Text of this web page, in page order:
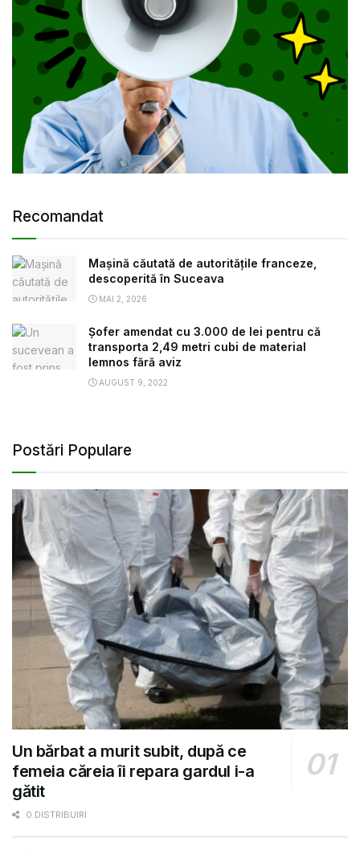
Recomandat
Mașină căutată de autoritățile franceze,
descoperită în Suceava
MAI 2, 2026
Șofer amendat cu 3.000 de lei pentru că
transporta 2,49 metri cubi de material
lemnos fără aviz
AUGUST 9, 2022
Postări Populare
Un bărbat a murit subit, după ce
femeia căreia îi repara gardul i-a
gătit
0 DISTRIBUIRI